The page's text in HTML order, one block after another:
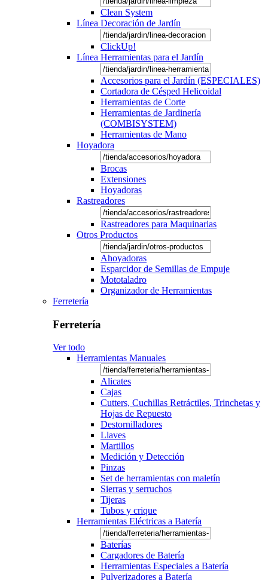
Clean System
Línea Decoración de Jardín
ClickUp!
Línea Herramientas para el Jardín
Accesorios para el Jardín (ESPECIALES)
Cortadora de Césped Helicoidal
Herramientas de Corte
Herramientas de Jardinería
(COMBISYSTEM)
Herramientas de Mano
Hoyadora
Brocas
Extensiones
Hoyadoras
Rastreadores
Rastreadores para Maquinarias
Otros Productos
Ahoyadoras
Esparcidor de Semillas de Empuje
Mototaladro
Organizador de Herramientas
Ferretería
Ferretería
Ver todo
Herramientas Manuales
Alicates
Cajas
Cutters, Cuchillas Retráctiles, Trinchetas y
Hojas de Repuesto
Destornilladores
Llaves
Martillos
Medición y Detección
Pinzas
Set de herramientas con maletín
Sierras y serruchos
Tijeras
Tubos y crique
Herramientas Eléctricas a Batería
Baterías
Cargadores de Batería
Herramientas Especiales a Batería
Pulverizadores a Batería